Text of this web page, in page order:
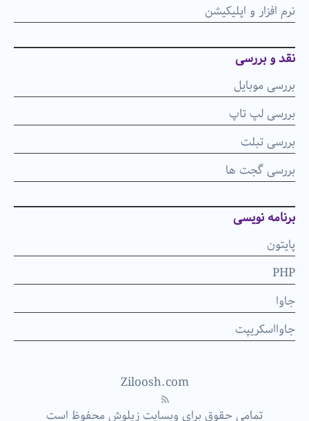
نرم افزار و اپلیکیشن
نقد و بررسی
بررسی موبایل
بررسی لپ تاپ
بررسی تبلت
بررسی گجت ها
برنامه نویسی
پایتون
PHP
جاوا
جاوااسکریپت
Ziloosh.com
تمامی حقوق برای وبسایت زیلوش محفوظ است